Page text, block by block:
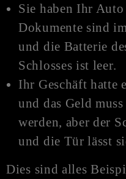
Sie haben Ihr
Dokumente sind
und die Batterie
Schlosses ist leer.
Ihr Geschäft hatte
und das Geld
werden, aber der
und die Tür lässt
Dies sind alles